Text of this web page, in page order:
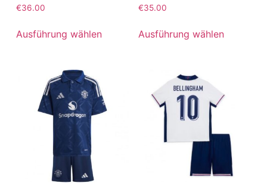
Bewertet
mit
von 5
€36.00
Ausführung wählen
Bewertet
mit
von 5
€35.00
Ausführung wählen